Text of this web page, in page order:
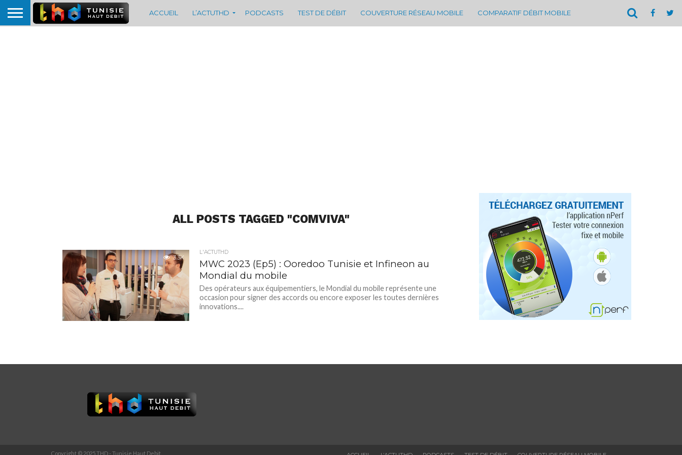
ACCUEIL L’ACTUTHD PODCASTS TEST DE DÉBIT COUVERTURE RÉSEAU MOBILE COMPARATIF DÉBIT MOBILE
ALL POSTS TAGGED "COMVIVA"
3.3K
L'ACTUTHD
MWC 2023 (Ep5) : Ooredoo Tunisie et Infineon au
Mondial du mobile
Des opérateurs aux équipementiers, le Mondial du mobile représente une
occasion pour signer des accords ou encore exposer les toutes dernières
innovations....
Copyright © 2025 THD - Tunisie Haut Debit.